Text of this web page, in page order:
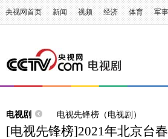
央视网首页 新闻 视频 经济 体育 军事
电视剧 电视先锋榜（电视剧）
[电视先锋榜]2021年北京台